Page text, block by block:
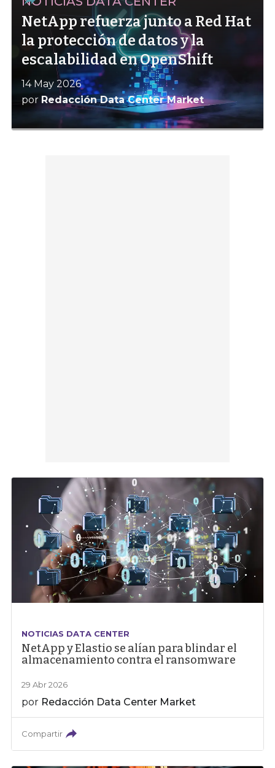
NetApp refuerza junto a Red Hat
la protección de datos y la
escalabilidad en OpenShift
14 May 2026
por Redacción Data Center Market
NOTICIAS DATA CENTER
NetApp y Elastio se alían para blindar el
almacenamiento contra el ransomware
29 Abr 2026
por Redacción Data Center Market
Compartir